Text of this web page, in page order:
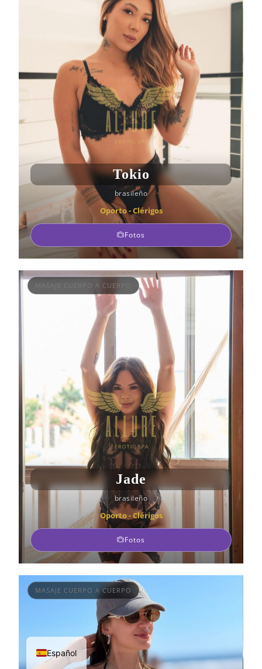
Tokio
brasileño
Oporto - Clérigos
Fotos
MASAJE CUERPO A CUERPO
Jade
brasileño
Oporto - Clérigos
Fotos
MASAJE CUERPO A CUERPO
Español